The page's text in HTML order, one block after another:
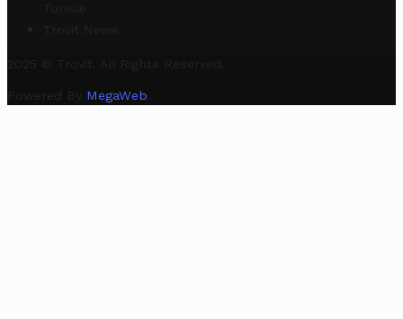
Tunisie
Trovit News
2025 © Trovit. All Rights Reserved.
Powered By MegaWeb